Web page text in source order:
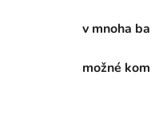
v mnoha
možné